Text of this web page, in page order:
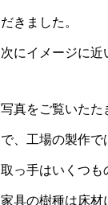
だきました。
次にイメージに近
写真をご覧いたた
で、工場の製作で
取っ手はいくつも
家具の樹種は床材